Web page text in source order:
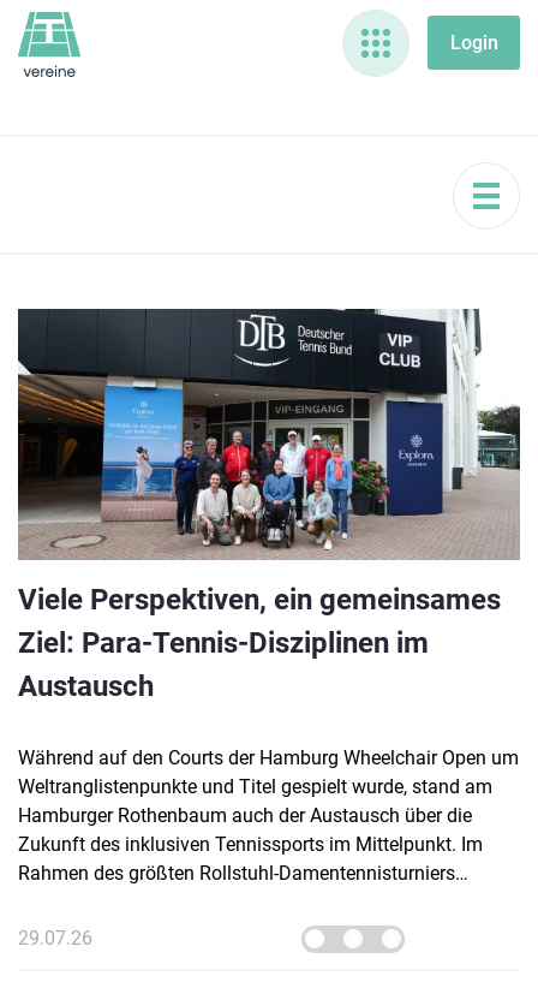
Viele Perspektiven, ein gemeinsames
Ziel: Para-Tennis-Disziplinen im
Austausch
Während auf den Courts der Hamburg Wheelchair Open um
Weltranglistenpunkte und Titel gespielt wurde, stand am
Hamburger Rothenbaum auch der Austausch über die
Zukunft des inklusiven Tennissports im Mittelpunkt. Im
Rahmen des größten Rollstuhl-Damentennisturniers
Vertreter:innen verschiedener Para-Tennis-Disziplinen zu
einem Runden Tisch der Inklusion ein.
29.07.26